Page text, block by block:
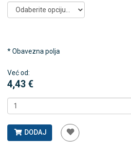
* Obavezna polja
Već od:
4,43 €
DODAJ